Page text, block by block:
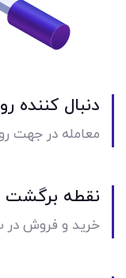
دنبال کننده
معامله در جهت
نقطه برگشت
خرید و فروش در